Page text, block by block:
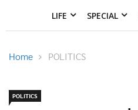
LIFE SPECIAL
Home POLITICS
POLITICS